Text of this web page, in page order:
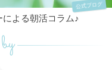
公式ブログ
よる朝活コラム♪